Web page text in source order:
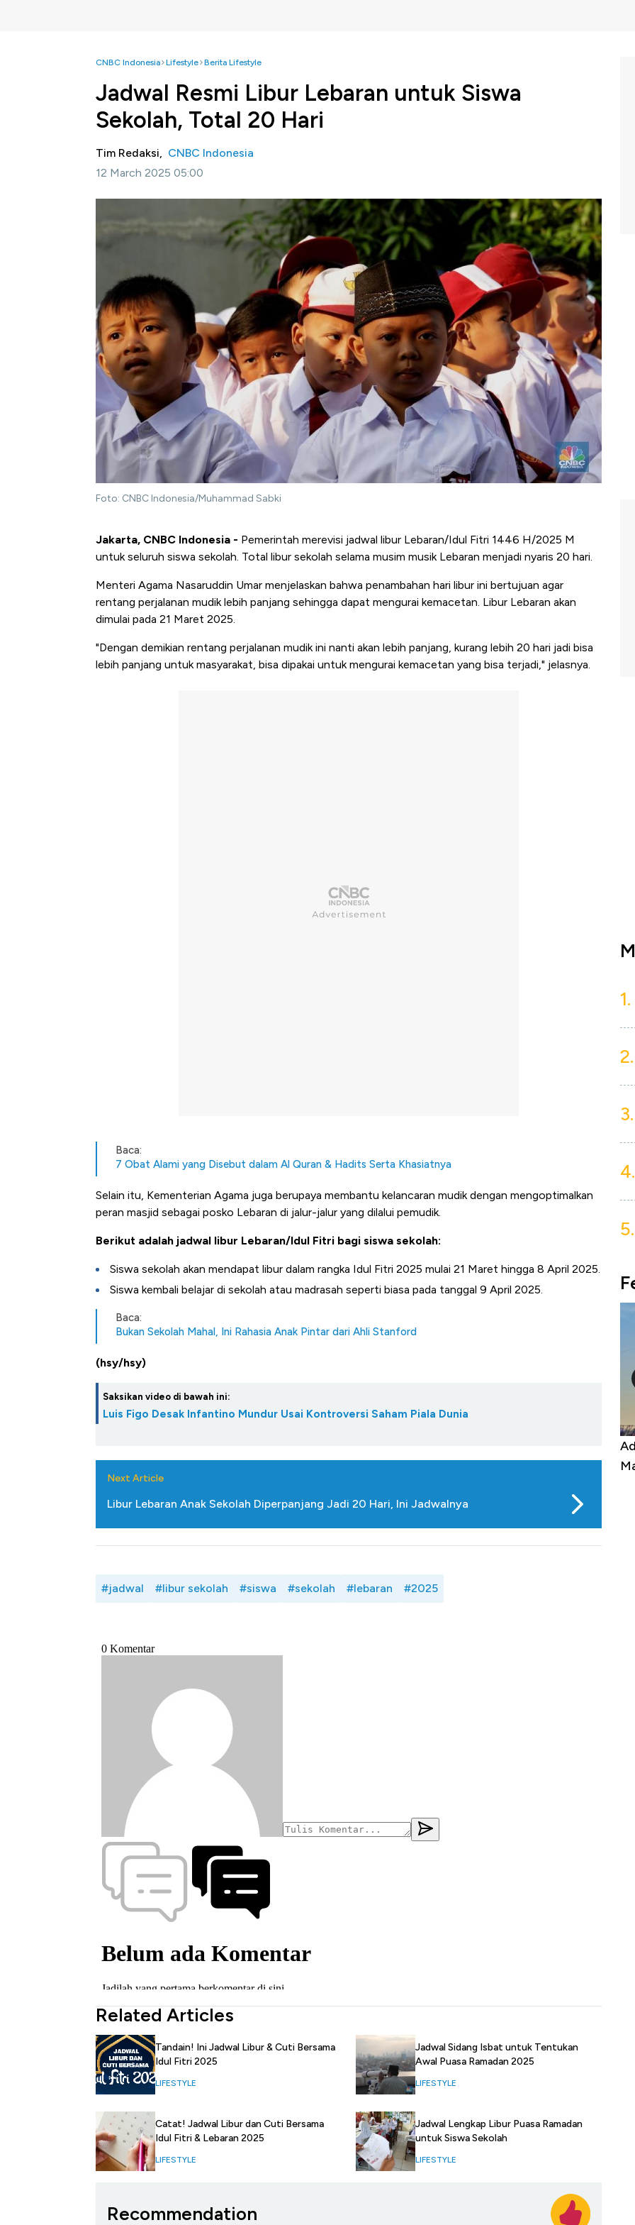
CNBC Indonesia Lifestyle Berita Lifestyle
Jadwal Resmi Libur Lebaran untuk Siswa
Sekolah, Total 20 Hari
Tim Redaksi, CNBC Indonesia
12 March 2025 05:00
Foto: CNBC Indonesia/Muhammad Sabki
Jakarta, CNBC Indonesia - Pemerintah merevisi jadwal libur Lebaran/Idul Fitri 1446 H/2025 M
untuk seluruh siswa sekolah. Total libur sekolah selama musim musik Lebaran menjadi nyaris 20 hari.
Menteri Agama Nasaruddin Umar menjelaskan bahwa penambahan hari libur ini bertujuan agar
rentang perjalanan mudik lebih panjang sehingga dapat mengurai kemacetan. Libur Lebaran akan
dimulai pada 21 Maret 2025.
"Dengan demikian rentang perjalanan mudik ini nanti akan lebih panjang, kurang lebih 20 hari jadi bisa
lebih panjang untuk masyarakat, bisa dipakai untuk mengurai kemacetan yang bisa terjadi," jelasnya.
Baca:
7 Obat Alami yang Disebut dalam Al Quran & Hadits Serta Khasiatnya
Selain itu, Kementerian Agama juga berupaya membantu kelancaran mudik dengan mengoptimalkan
peran masjid sebagai posko Lebaran di jalur-jalur yang dilalui pemudik.
Berikut adalah jadwal libur Lebaran/Idul Fitri bagi siswa sekolah:
Siswa sekolah akan mendapat libur dalam rangka Idul Fitri 2025 mulai 21 Maret hingga 8 April 2025.
Siswa kembali belajar di sekolah atau madrasah seperti biasa pada tanggal 9 April 2025.
Baca:
Bukan Sekolah Mahal, Ini Rahasia Anak Pintar dari Ahli Stanford
(hsy/hsy)
Saksikan video di bawah ini:
Luis Figo Desak Infantino Mundur Usai Kontroversi Saham Piala Dunia
Next Article
Libur Lebaran Anak Sekolah Diperpanjang Jadi 20 Hari, Ini Jadwalnya
#jadwal #libur sekolah #siswa #sekolah #lebaran #2025
Related Articles
Tandain! Ini Jadwal Libur & Cuti Bersama
Idul Fitri 2025
LIFESTYLE
Catat! Jadwal Libur dan Cuti Bersama
Idul Fitri & Lebaran 2025
LIFESTYLE
Jadwal Sidang Isbat untuk Tentukan
Awal Puasa Ramadan 2025
LIFESTYLE
Jadwal Lengkap Libur Puasa Ramadan
untuk Siswa Sekolah
LIFESTYLE
Recommendation
1.
2.
3.
4.
5.